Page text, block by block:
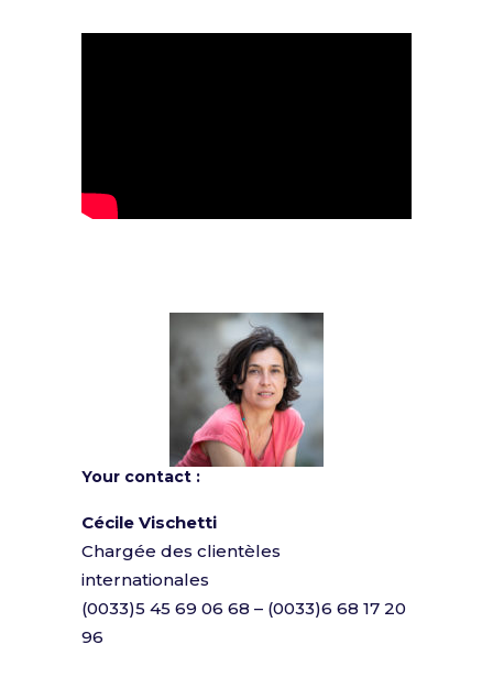
Your contact :
Cécile Vischetti
Chargée des clientèles
internationales
(0033)5 45 69 06 68 – (0033)6 68 17 20
96